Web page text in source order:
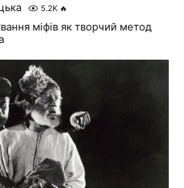
5.2K 🔥
міфів як творчий метод